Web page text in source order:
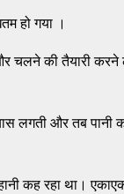
हो गया ।
चलने की तैयारी करने
लगती और तब पानी
कह रहा था।